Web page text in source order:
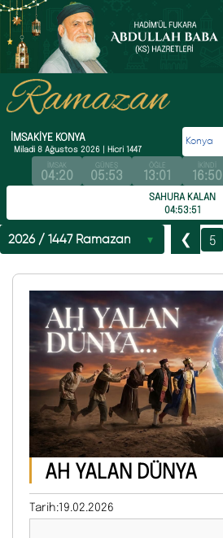
İMSAKİYE KONYA
Miladi 8 Ağustos 2026 | Hicri 1447
İMSAK
04:20
GÜNEŞ
05:53
ÖĞLE
13:01
İKİNDİ
16:50
SAHURA KALAN
04:53:50
❮
1 4 5
AH YALAN DÜNYA
Tarih:19.02.2026